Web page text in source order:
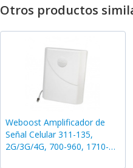
Otros productos
Weboost Amplificador de
Señal Celular 311-135,
2G/3G/4G, 700-960, 1710-